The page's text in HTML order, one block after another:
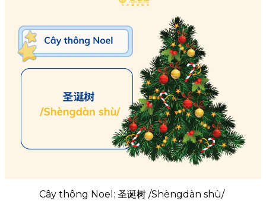
Cây thông Noel: 圣诞树 /Shèngdàn shù/